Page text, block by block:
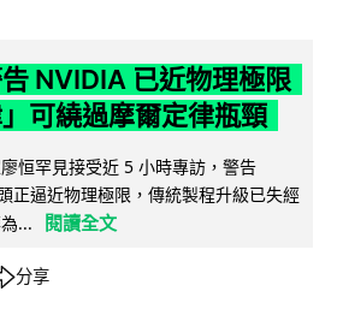
NVIDIA 已近物理極限
可繞過摩爾定律瓶頸
恒罕見接受近 5 小時專訪，警告
正逼近物理極限，傳統製程升級已失經
...
閱讀全文
分享